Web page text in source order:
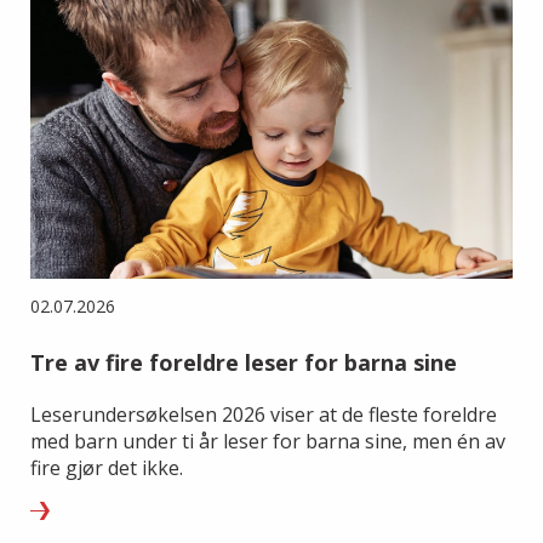
02.07.2026
Tre av fire foreldre leser for barna sine
Leserundersøkelsen 2026 viser at de fleste foreldre
med barn under ti år leser for barna sine, men én av
fire gjør det ikke.